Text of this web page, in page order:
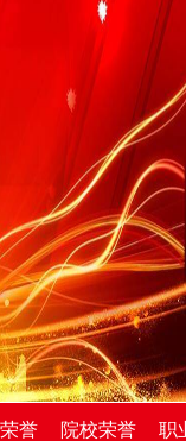
誉 院校荣誉 职